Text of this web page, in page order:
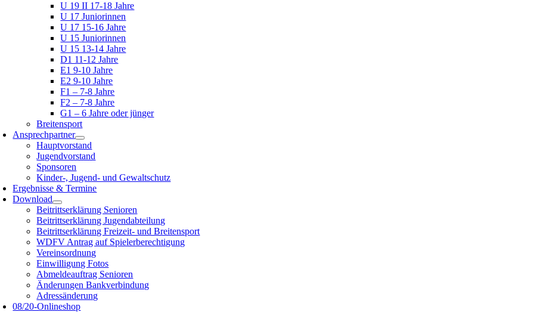
U 19 II 17-18 Jahre
U 17 Juniorinnen
U 17 15-16 Jahre
U 15 Juniorinnen
U 15 13-14 Jahre
D1 11-12 Jahre
E1 9-10 Jahre
E2 9-10 Jahre
F1 – 7-8 Jahre
F2 – 7-8 Jahre
G1 – 6 Jahre oder jünger
Breitensport
Ansprechpartner
Hauptvorstand
Jugendvorstand
Sponsoren
Kinder-, Jugend- und Gewaltschutz
Ergebnisse & Termine
Download
Beitrittserklärung Senioren
Beitrittserklärung Jugendabteilung
Beitrittserklärung Freizeit- und Breitensport
WDFV Antrag auf Spielerberechtigung
Vereinsordnung
Einwilligung Fotos
Abmeldeauftrag Senioren
Änderungen Bankverbindung
Adressänderung
08/20-Onlineshop